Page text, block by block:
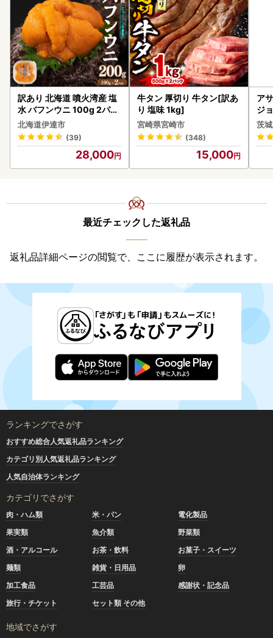
訳あり 北海道 噴火湾産 塩
水 バフンウニ 100g 2パッ
ク 計200g 《アフター保証
付き》うに ウニ 雲丹 海鮮
海の幸 魚介類 ウニ丼 お寿
司 濃厚 無添加 産地直送 お
取り寄せ 山村水産 送料無
北海道伊達市
(39)
28,000
牛タン 厚切り 牛タン[訳あ
り 塩味 1kg]
宮崎県宮崎市
(348)
15,000
ア
ジ
(1ケース)
ビ
茨
最近チェックした返礼品
返礼品詳細ページの閲覧で、ここに履歴が表示されます。
ランキングでさがす
おすすめ総合人気返礼品ランキング
カテゴリ別人気返礼品ランキング
人気自治体ランキング
カテゴリでさがす
肉・ハム類 米・パン
電化製品
果実類
魚介類
野菜類
酒・アルコール
お茶・飲料
お菓子・スイーツ
麺類
雑貨・日用品
卵
加工食品
工芸品
感謝状・記念品
旅行・チケット
セット類 その他
地域でさがす